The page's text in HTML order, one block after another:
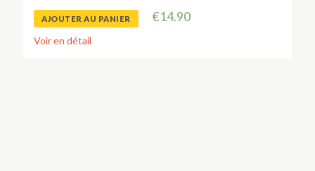
AJOUTER AU PANIER €14.90
Voir en détail